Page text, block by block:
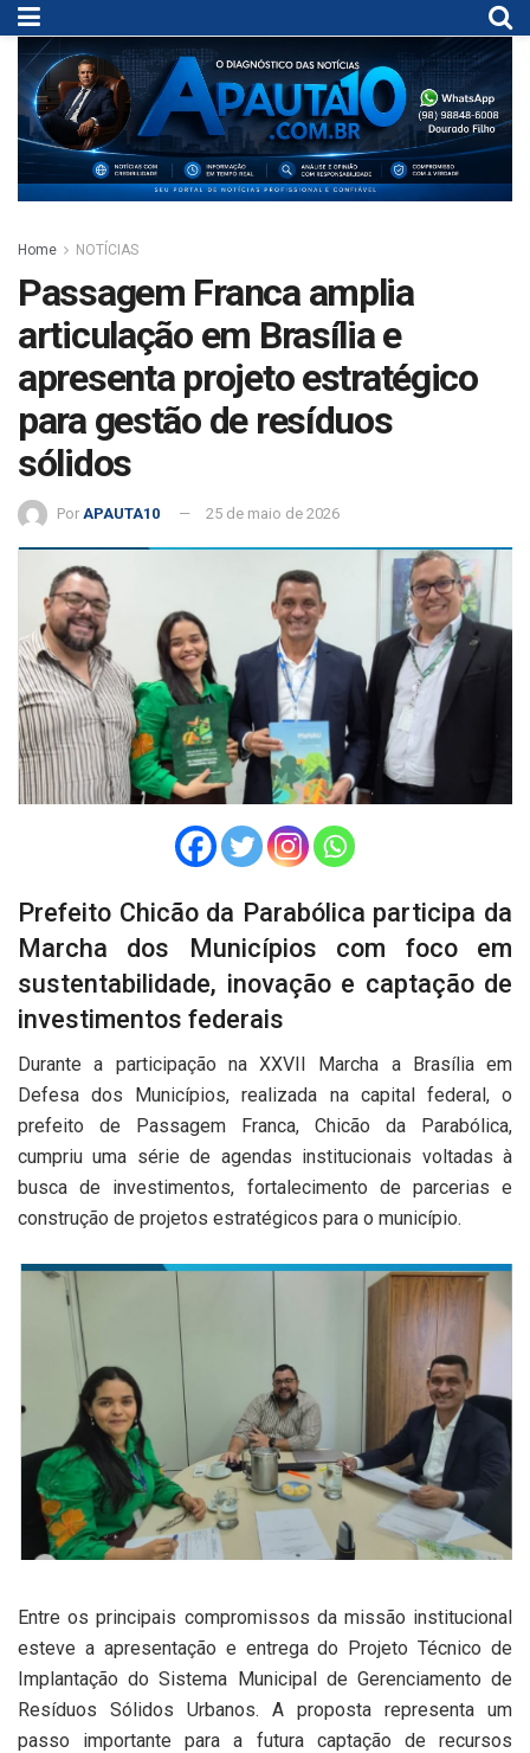
Home NOTÍCIAS
Passagem Franca amplia
articulação em Brasília e
apresenta projeto estratégico
para gestão de resíduos
sólidos
Por APAUTA10 25 de maio de 2026
Prefeito Chicão da Parabólica participa da
Marcha dos Municípios com foco em
sustentabilidade, inovação e captação de
investimentos federais
Durante a participação na XXVII Marcha a Brasília em
Defesa dos Municípios, realizada na capital federal, o
prefeito de Passagem Franca, Chicão da Parabólica,
cumpriu uma série de agendas institucionais voltadas à
busca de investimentos, fortalecimento de parcerias e
construção de projetos estratégicos para o município.
Entre os principais compromissos da missão institucional
esteve a apresentação e entrega do Projeto Técnico de
Implantação do Sistema Municipal de Gerenciamento de
Resíduos Sólidos Urbanos. A proposta representa um
passo importante para a futura captação de recursos